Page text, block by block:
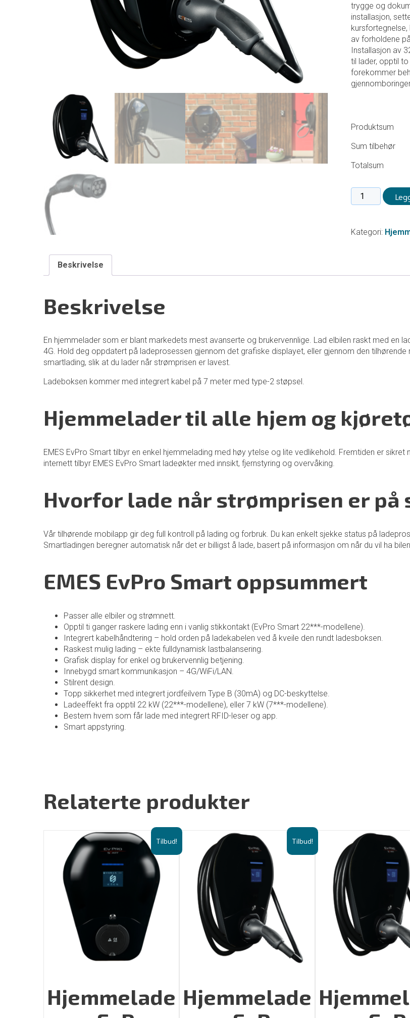
trygge og
installasjon,
av forholdene
Installasjon av
til lader, opptil
forekommer
Produktsum
Sum tilbehør
Totalsum
Hjemmelader
–
22C4G
Kategori:
Beskrivelse
Beskrivelse
En hjemmelader som er blant markedets mest avanserte og brukervennlige. Lad elbilen raskt med en
4G. Hold deg oppdatert på ladeprosessen gjennom det grafiske displayet, eller gjennom den
smartlading, slik at du lader når strømprisen er lavest.
Ladeboksen kommer med integrert kabel på 7 meter med type-2 støpsel.
Hjemmelader til alle hjem og
EMES EvPro Smart tilbyr en enkel hjemmelading med høy ytelse og lite vedlikehold. Fremtiden er
internett tilbyr EMES EvPro Smart ladeøkter med innsikt, fjernstyring og overvåking.
Hvorfor lade når strømprisen er på
Vår tilhørende mobilapp gir deg full kontroll på lading og forbruk. Du kan enkelt sjekke status på
Smartladingen beregner automatisk når det er billigst å lade, basert på informasjon om når du vil ha
EMES EvPro Smart oppsummert
Passer alle elbiler og strømnett.
Opptil ti ganger raskere lading enn i vanlig stikkontakt (EvPro Smart 22***-modellene).
Integrert kabelhåndtering – hold orden på ladekabelen ved å kveile den rundt ladesboksen.
Raskest mulig lading – ekte fulldynamisk lastbalansering.
Grafisk display for enkel og brukervennlig betjening.
Innebygd smart kommunikasjon – 4G/WiFi/LAN.
Stilrent design.
Topp sikkerhet med integrert jordfeilvern Type B (30mA) og DC-beskyttelse.
Ladeeffekt fra opptil 22 kW (22***-modellene), eller 7 kW (7***-modellene).
Bestem hvem som får lade med integrert RFID-leser og app.
Smart appstyring.
Relaterte produkter
Tilbud!
Hjemmelade
Tilbud!
Hjemmelade